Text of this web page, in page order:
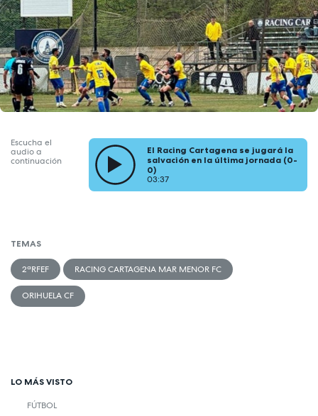
Escucha el
audio a
continuación
El Racing Cartagena se jugará la
salvación en la última jornada (0-
0)
03:37
TEMAS
2ªRFEF RACING CARTAGENA MAR MENOR FC
ORIHUELA CF
LO MÁS VISTO
FÚTBOL